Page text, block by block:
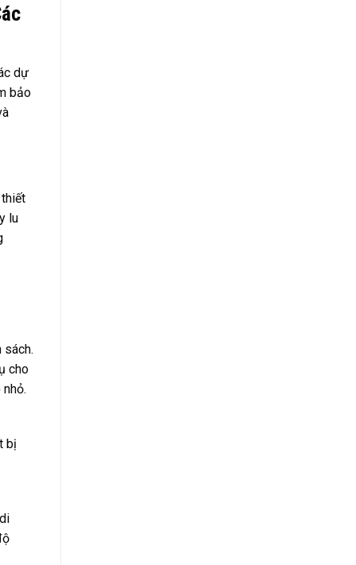
dự
bảo
lu
sách.
cho
bị